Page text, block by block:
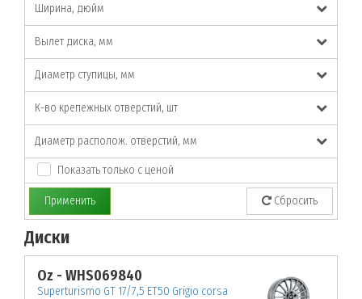
Ширина, дюйм
Вылет диска, мм
Диаметр ступицы, мм
К-во крепежных отверстий, шт
Диаметр располож. отверстий, мм
Показать только с ценой
Применить Сбросить
Диски
Oz - WHS069840
Superturismo GT 17/7,5 ET50 Grigio corsa
По заданным параметрам товары не найдены!